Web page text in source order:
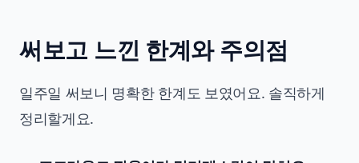
써보고 느낀 한계와 주의점
일주일 써보니 명확한 한계도 보였어요. 솔직하게
정리할게요.